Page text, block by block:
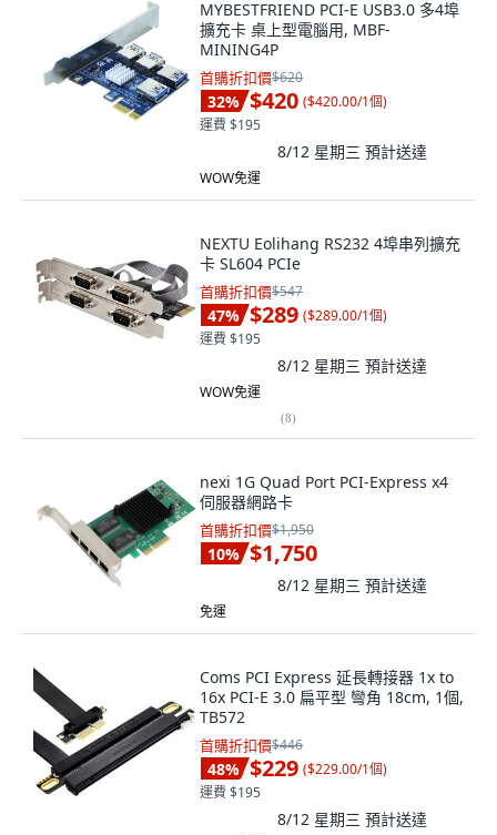
MYBESTFRIEND PCI-E USB3.0 多4埠
擴充卡 桌上型電腦用, MBF-
MINING4P
首購折扣價$620
32% $420 ($420.00/1個)
運費 $195
8/12 星期三 預計送達
WOW免運
NEXTU Eolihang RS232 4埠串列擴充
卡 SL604 PCIe
首購折扣價$547
47% $289 ($289.00/1個)
運費 $195
8/12 星期三 預計送達
WOW免運
(8)
nexi 1G Quad Port PCI-Express x4
伺服器網路卡
首購折扣價$1,950
10% $1,750
8/12 星期三 預計送達
免運
Coms PCI Express 延長轉接器 1x to
16x PCI-E 3.0 扁平型 彎角 18cm, 1個,
TB572
首購折扣價$446
48% $229 ($229.00/1個)
運費 $195
8/12 星期三 預計送達